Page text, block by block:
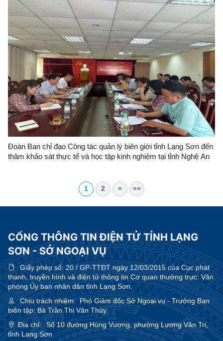
Đoàn Ban chỉ đạo Công tác quản lý biên giới tỉnh Lạng Sơn đến
thăm khảo sát thực tế và học tập kinh nghiệm tại tỉnh Nghệ An
1 2 » »»
CỔNG THÔNG TIN ĐIỆN TỬ TỈNH LẠNG
SƠN - SỞ NGOẠI VỤ
Giấy phép số:20 / GP-TTĐT ngày 12/03/2015 của Cục phát
thanh, truyền hình và điện tử thông tin Cơ quan thường trực: Văn
phòng Ủy ban nhân dân tỉnh Lạng Sơn.
Chịu trách nhiệm:Phó Giám đốc Sở Ngoại vụ - Trưởng Ban
biên tập: Bà Trần Thị Vân Thùy
Địa chỉ:
Số 10 đường Hùng Vương, phường Lương Văn Tri,
tỉnh Lạng Sơn